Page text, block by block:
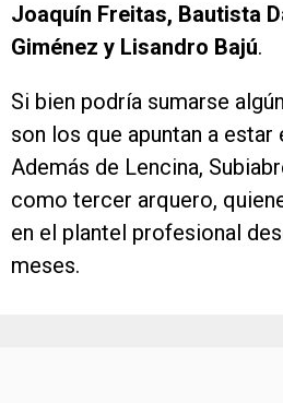
Joaquín Freitas, Bautista
Giménez y Lisandro Bajú.
Si bien podría sumarse
son los que apuntan a estar
Además de Lencina,
como tercer arquero,
en el plantel profesional
meses.